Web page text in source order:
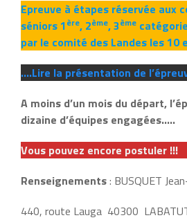
Epreuve à étapes réservée aux
séniors 1ère, 2ème, 3ème
par le comité des Landes les 10
….Lire la présentation de
A moins d’un mois du départ,
dizaine d’équipes engagées…..
Vous pouvez encore postuler !!!
Renseignements: BUSQUET
440, route Lauga 40300